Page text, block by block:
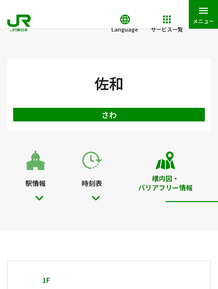
Language サービス一覧
メニュー
佐和
さわ
駅情報 時刻表
構内図・
バリアフリー情報
1F